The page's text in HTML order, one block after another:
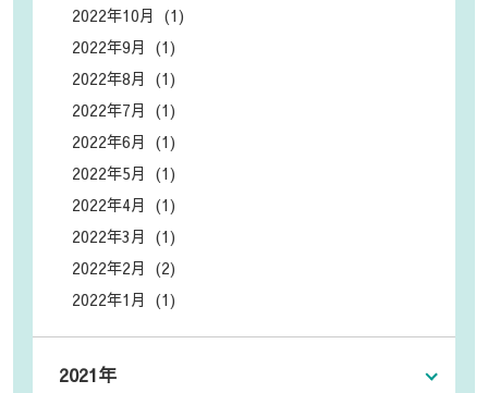
2022年10月 (1)
2022年9月 (1)
2022年8月 (1)
2022年7月 (1)
2022年6月 (1)
2022年5月 (1)
2022年4月 (1)
2022年3月 (1)
2022年2月 (2)
2022年1月 (1)
2021年